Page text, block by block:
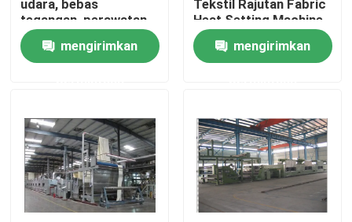
Hubungi kami
Berita
Mesin Finishing Stenter
Pengaturan Heat Stenter
udara, bebas
tegangan, perawatan
sederhana
mengirimkan
Tekstil Rajutan Fabric
Heat Setting Machine
mengirimkan